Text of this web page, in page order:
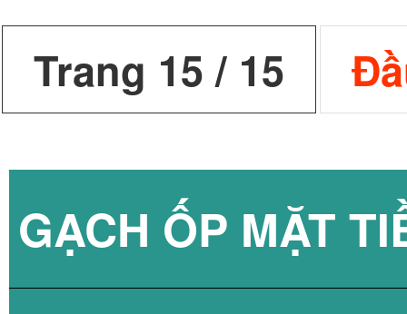
Trang 15 / 15
GẠCH ỐP MẶT